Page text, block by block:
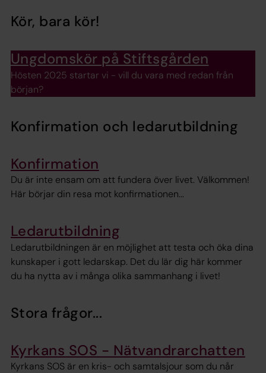
Kör, bara kör!
Ungdomskör på Stiftsgården
Hösten 2025 startar vi - vill du vara med redan från
början?
Konfirmation och ledarutbildning
Konfirmation
Du är inte ensam om att fundera över livet. Välkommen!
Här börjar din resa mot konfirmationen...
Ledarutbildning
Ledarutbildningen är en möjlighet att testa och öka dina
kunskaper i gott ledarskap. Det du lär dig här kommer
du ha nytta av i många olika sammanhang i livet!
Stora frågor...
Kyrkans SOS - Nätvandrarchatten
Kyrkans SOS är en kris- och samtalsjour som du når